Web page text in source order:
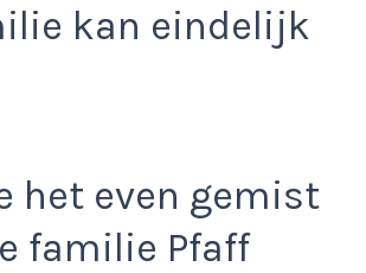
kan eindelijk
het even gemist
familie Pfaff